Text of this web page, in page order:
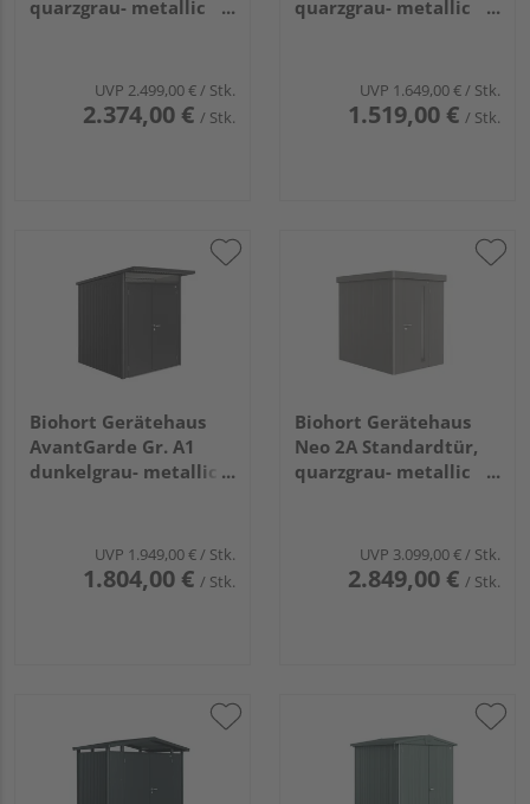
quarzgrau- metallic
UVP 2.499,00 €/ Stk.
2.374,00 € / Stk.
quarzgrau- metallic
UVP 1.649,00 €/ Stk.
1.519,00 € / Stk.
Biohort Gerätehaus
AvantGarde Gr. A1
dunkelgrau- metallic
UVP 1.949,00 €/ Stk.
1.804,00 € / Stk.
Biohort Gerätehaus
Neo 2A Standardtür,
quarzgrau- metallic
UVP 3.099,00 €/ Stk.
2.849,00 € / Stk.